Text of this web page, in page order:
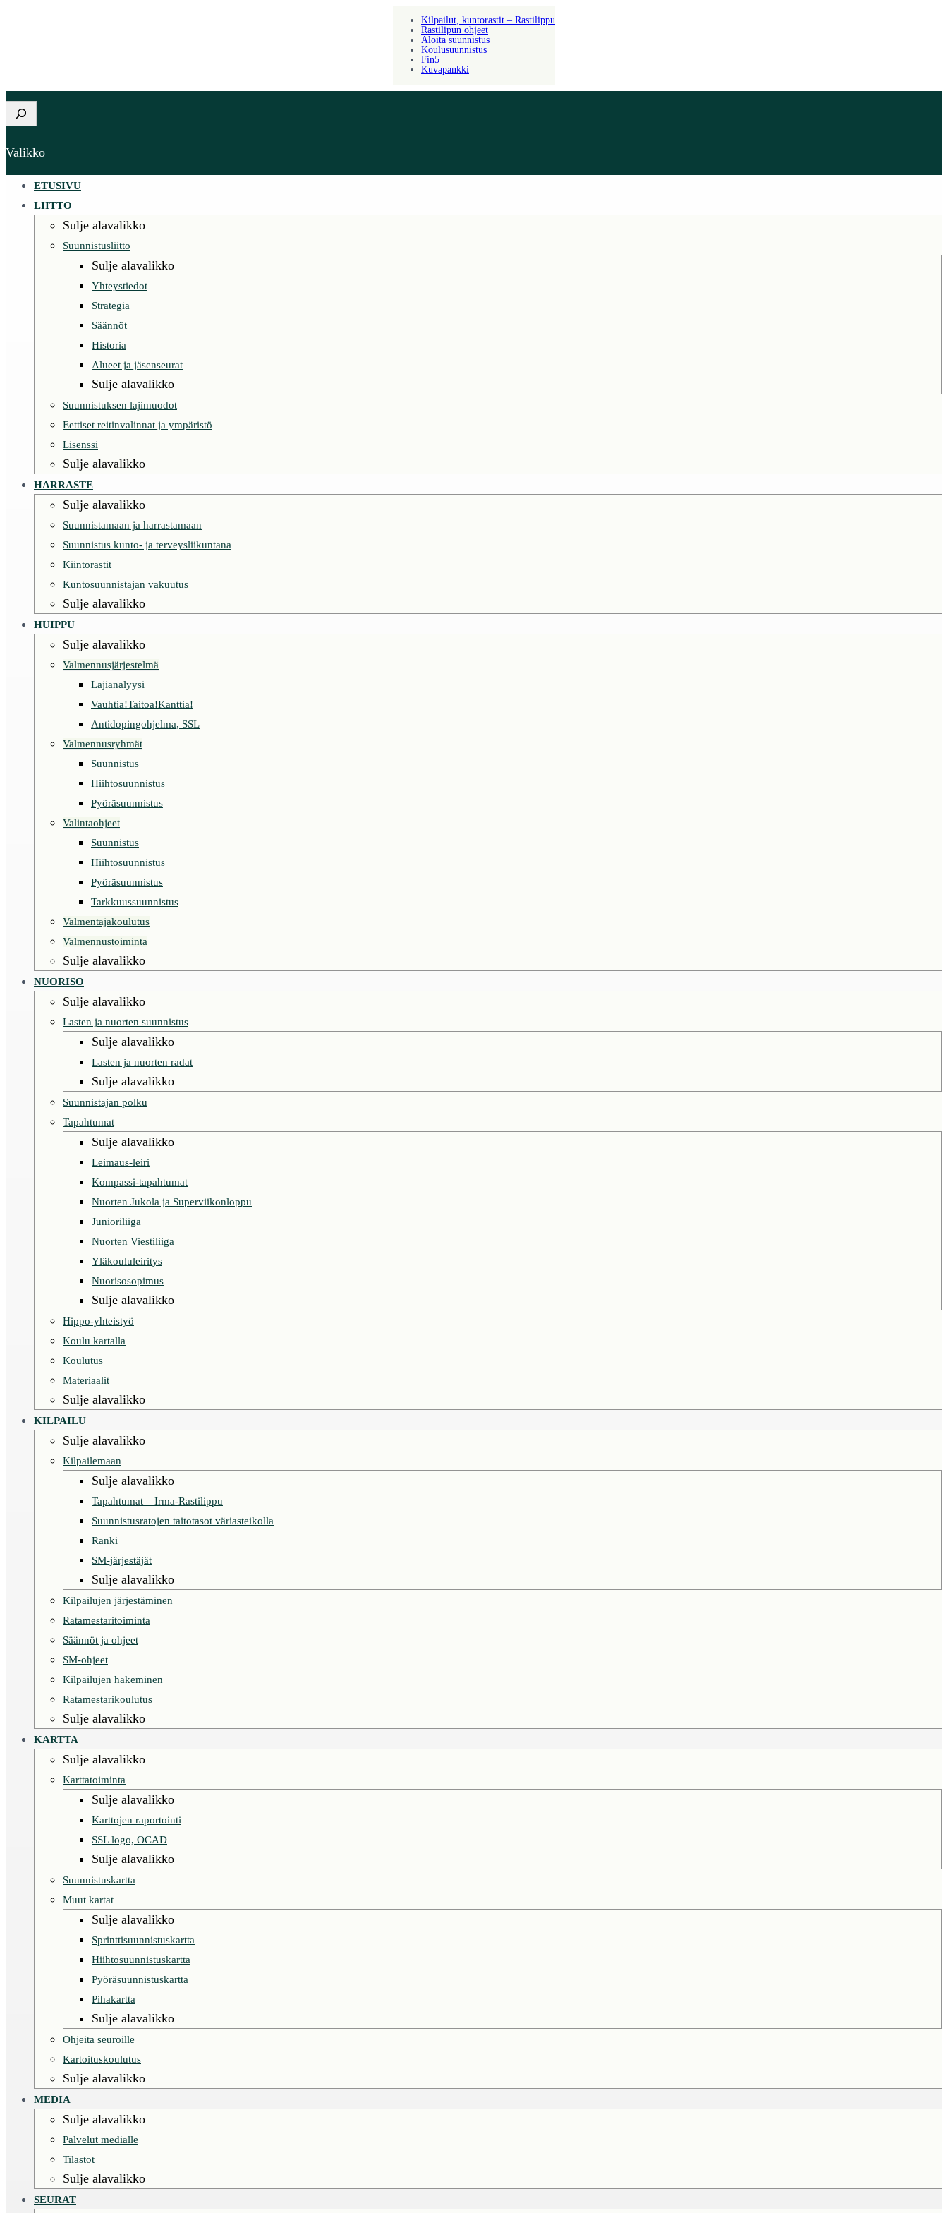
Kilpailut, kuntorastit – Rastilippu
Rastilipun ohjeet
Aloita suunnistus
Koulusuunnistus
Fin5
Kuvapankki
Etsi
Valikko
ETUSIVU
LIITTO
Sulje alavalikko
Suunnistusliitto
Sulje alavalikko
Yhteystiedot
Strategia
Säännöt
Historia
Alueet ja jäsenseurat
Sulje alavalikko
Suunnistuksen lajimuodot
Eettiset reitinvalinnat ja ympäristö
Lisenssi
Sulje alavalikko
HARRASTE
Sulje alavalikko
Suunnistamaan ja harrastamaan
Suunnistus kunto- ja terveysliikuntana
Kiintorastit
Kuntosuunnistajan vakuutus
Sulje alavalikko
HUIPPU
Sulje alavalikko
Valmennusjärjestelmä
Lajianalyysi
Vauhtia!Taitoa!Kanttia!
Antidopingohjelma, SSL
Valmennusryhmät
Suunnistus
Hiihtosuunnistus
Pyöräsuunnistus
Valintaohjeet
Suunnistus
Hiihtosuunnistus
Pyöräsuunnistus
Tarkkuussuunnistus
Valmentajakoulutus
Valmennustoiminta
Sulje alavalikko
NUORISO
Sulje alavalikko
Lasten ja nuorten suunnistus
Sulje alavalikko
Lasten ja nuorten radat
Sulje alavalikko
Suunnistajan polku
Tapahtumat
Sulje alavalikko
Leimaus-leiri
Kompassi-tapahtumat
Nuorten Jukola ja Superviikonloppu
Junioriliiga
Nuorten Viestiliiga
Yläkoululeiritys
Nuorisosopimus
Sulje alavalikko
Hippo-yhteistyö
Koulu kartalla
Koulutus
Materiaalit
Sulje alavalikko
KILPAILU
Sulje alavalikko
Kilpailemaan
Sulje alavalikko
Tapahtumat – Irma-Rastilippu
Suunnistusratojen taitotasot väriasteikolla
Ranki
SM-järjestäjät
Sulje alavalikko
Kilpailujen järjestäminen
Ratamestaritoiminta
Säännöt ja ohjeet
SM-ohjeet
Kilpailujen hakeminen
Ratamestarikoulutus
Sulje alavalikko
KARTTA
Sulje alavalikko
Karttatoiminta
Sulje alavalikko
Karttojen raportointi
SSL logo, OCAD
Sulje alavalikko
Suunnistuskartta
Muut kartat
Sulje alavalikko
Sprinttisuunnistuskartta
Hiihtosuunnistuskartta
Pyöräsuunnistuskartta
Pihakartta
Sulje alavalikko
Ohjeita seuroille
Kartoituskoulutus
Sulje alavalikko
MEDIA
Sulje alavalikko
Palvelut medialle
Tilastot
Sulje alavalikko
SEURAT